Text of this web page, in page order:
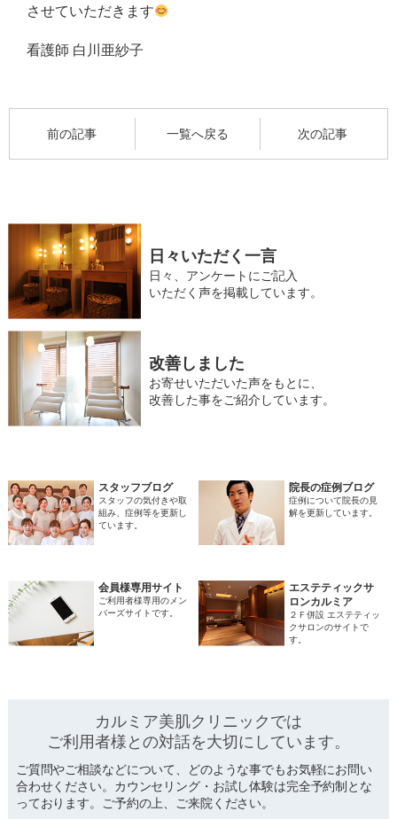
させていただきます
看護師 白川亜紗子
前の記事 一覧へ戻る 次の記事
日々いただく一言
日々、アンケートにご記入
いただく声を掲載しています。
改善しました
お寄せいただいた声をもとに、
改善した事をご紹介しています。
スタッフブログ
スタッフの気付きや取
組み、症例等を更新し
ています。
院長の症例ブログ
症例について院長の見
解を更新しています。
会員様専用サイト
ご利用者様専用のメン
バーズサイトです。
エステティックサ
ロンカルミア
２Ｆ併設 エステティッ
クサロンのサイトで
す。
カルミア美肌クリニックでは
ご利用者様との対話を大切にしています。
ご質問やご相談などについて、どのような事でもお気軽にお問い
合わせください。カウンセリング・お試し体験は完全予約制とな
っております。ご予約の上、ご来院ください。